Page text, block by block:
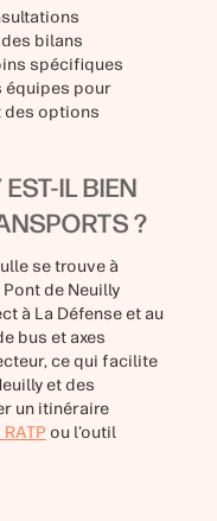
bilans
spécifiques
équipes pour
des options
IL BIEN
?
se trouve à
de Neuilly
à La Défense et au
bus et axes
ce qui facilite
et des
un itinéraire
ou l’outil